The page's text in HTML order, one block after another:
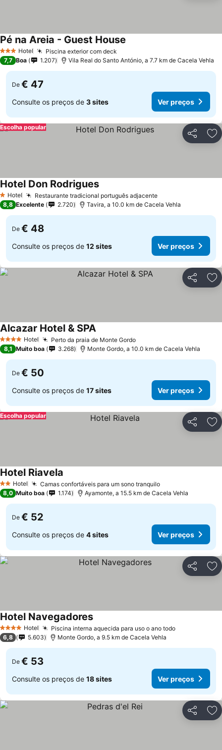
3 EstrelasHotel Piscina exterior com deck
Pé na Areia - Guest House
7,7 Boa 1.207 Vila Real do Santo António, a 7.7 km de Cacela Vehla
De € 47
Consulte os preços de 3 sites Ver preços
Partilhar
Escolha popular
1 Estrelas
Hotel Restaurante tradicional português adjacenteVer preços
Hotel Don RodriguesVer preços
8,8 Excelente 2.720 Tavira, a 10.0 km de Cacela Vehla
De € 48
Consulte os preços de 12 sites Ver preços
Partilhar
4 EstrelasHotel Perto da praia de Monte GordoVer preços
Alcazar Hotel & SPAVer preços
8,1 Muito boa 3.268 Monte Gordo, a 10.0 km de Cacela Vehla
De € 50
Consulte os preços de 17 sites Ver preços
Partilhar
Escolha popular
2 Estrelas
Hotel Camas confortáveis para um sono tranquiloVer preços
Hotel Riavela
8,0 Muito boa 1.174 Ayamonte, a 15.5 km de Cacela Vehla
De € 52
Consulte os preços de 4 sites Ver preços
Partilhar
4 EstrelasHotel Piscina interna aquecida para uso o ano todoVer preços
Hotel NavegadoresVer preços
6,8 5.603 Monte Gordo, a 9.5 km de Cacela Vehla
De € 53
Consulte os preços de 18 sites Ver preços
Partilhar